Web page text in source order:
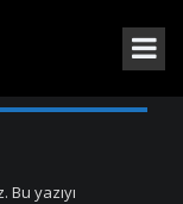
Bu yazıyı